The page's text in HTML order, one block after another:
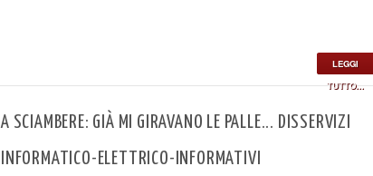
LEGGI
TUTTO...
A SCIAMBERE: GIÀ MI GIRAVANO LE PALLE... DISSERVIZI
INFORMATICO-ELETTRICO-INFORMATIVI